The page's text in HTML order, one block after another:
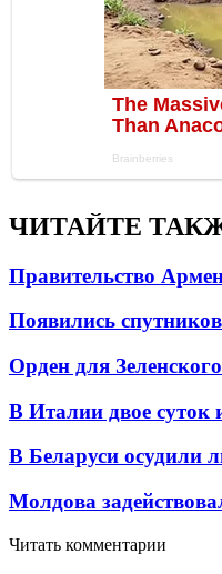
ЧИТАЙТЕ
Правительство
Появились
Орден для
В Италии двое
В Беларуси осудили
Молдова
Читать комментарии